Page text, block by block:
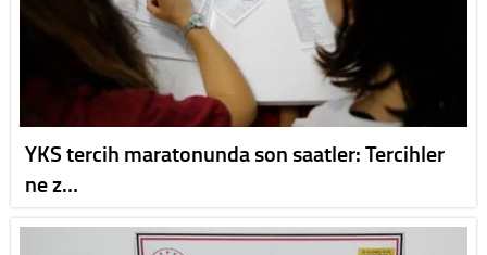
YKS tercih maratonunda son saatler: Tercihler
ne z…